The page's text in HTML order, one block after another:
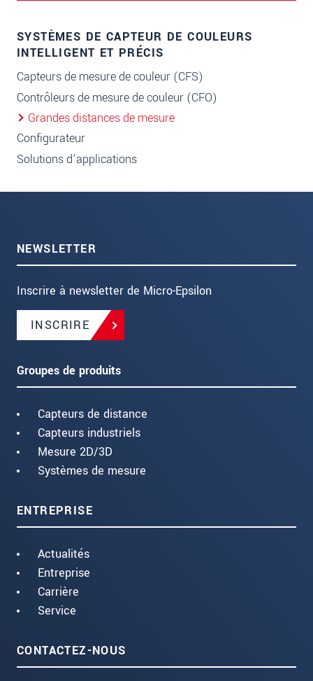
SYSTÈMES DE CAPTEUR DE COULEURS
INTELLIGENT ET PRÉCIS
Capteurs de mesure de couleur (CFS)
Contrôleurs de mesure de couleur (CFO)
Grandes distances de mesure
Configurateur
Solutions d’applications
NEWSLETTER
Inscrire à newsletter de Micro-Epsilon
INSCRIRE
Groupes de produits
Capteurs de distance
Capteurs industriels
Mesure 2D/3D
Systèmes de mesure
ENTREPRISE
Actualités
Entreprise
Carrière
Service
CONTACTEZ-NOUS